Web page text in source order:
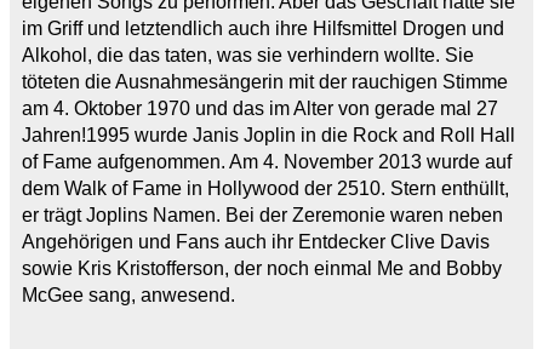
im Griff und letztendlich auch ihre Hilfsmittel Drogen und
Alkohol, die das taten, was sie verhindern wollte. Sie
töteten die Ausnahmesängerin mit der rauchigen Stimme
am 4. Oktober 1970 und das im Alter von gerade mal 27
Jahren!1995 wurde Janis Joplin in die Rock and Roll Hall
of Fame aufgenommen. Am 4. November 2013 wurde auf
dem Walk of Fame in Hollywood der 2510. Stern enthüllt,
er trägt Joplins Namen. Bei der Zeremonie waren neben
Angehörigen und Fans auch ihr Entdecker Clive Davis
sowie Kris Kristofferson, der noch einmal Me and Bobby
McGee sang, anwesend.